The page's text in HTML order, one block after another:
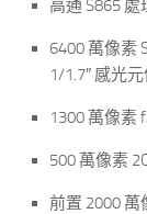
高通 S865
6400 萬像素
1/1.7″ 感光
1300 萬像素
500 萬像素
前置 2000 萬